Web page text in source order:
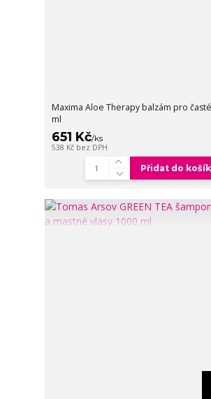
Maxima Aloe Therapy balzám pro
ml
651 Kč/ks
538 Kč bez DPH
Přidat do